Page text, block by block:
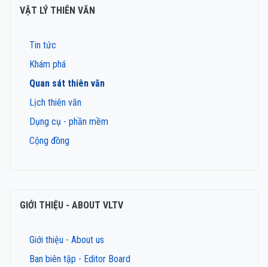
VẬT LÝ THIÊN VĂN
Tin tức
Khám phá
Quan sát thiên văn
Lịch thiên văn
Dụng cụ - phần mềm
Cộng đồng
GIỚI THIỆU - ABOUT VLTV
Giới thiệu - About us
Ban biên tập - Editor Board